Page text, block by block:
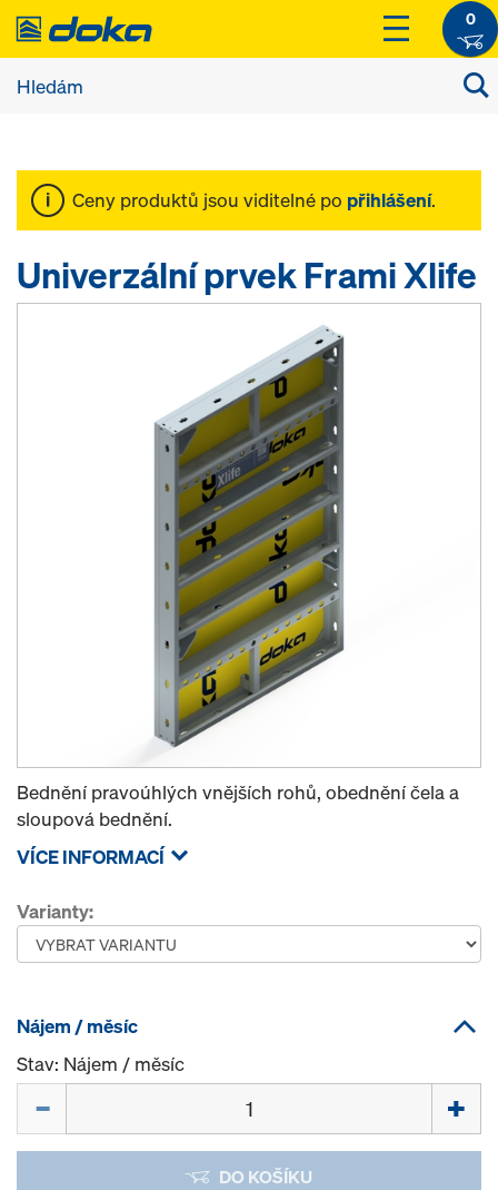
0
Ceny produktů jsou viditelné po přihlášení.
Univerzální prvek Frami Xlife
Bednění pravoúhlých vnějších rohů, obednění čela a
sloupová bednění.
VÍCE INFORMACÍ
Varianty:
Nájem / měsíc
Stav: Nájem / měsíc
DO KOŠÍKU